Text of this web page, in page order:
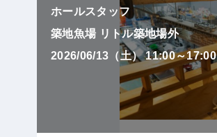
ホールスタッフ
築地魚場 リトル築地場外
2026/06/13（土） 11:00～17:00